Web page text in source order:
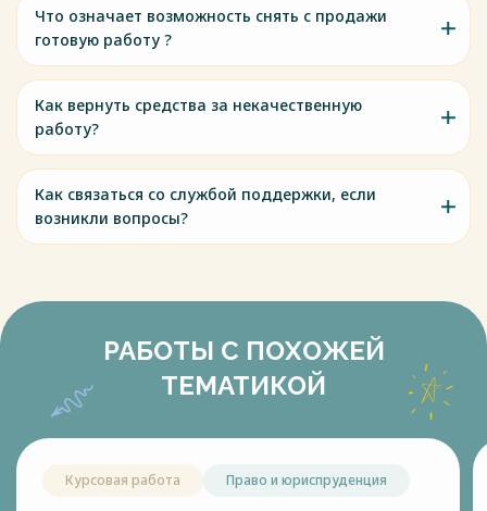
Что означает возможность снять с продажи
готовую работу ?
Как вернуть средства за некачественную
работу?
Как связаться со службой поддержки, если
возникли вопросы?
РАБОТЫ С ПОХОЖЕЙ
ТЕМАТИКОЙ
Курсовая работа Право и юриспруденция